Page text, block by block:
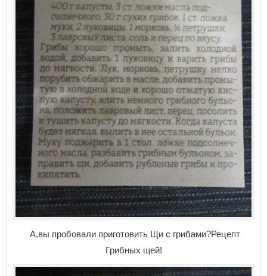
А,вы пробовали приготовить Щи с грибами?Рецепт
Грибных щей!